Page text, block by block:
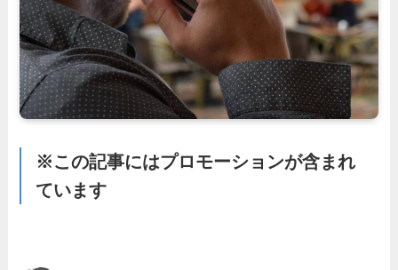
※この記事にはプロモーションが含まれ
ています